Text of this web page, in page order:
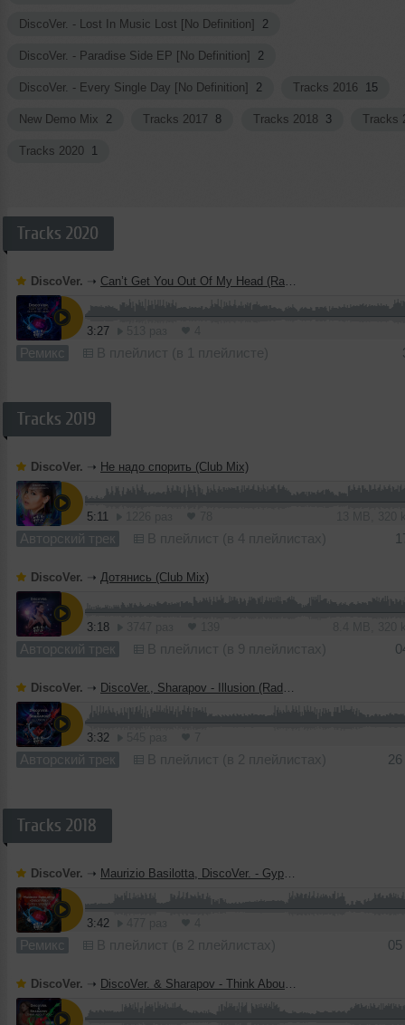
DiscoVer. - Lost In Music Lost [No Definition] 2
DiscoVer. - Paradise Side EP [No Definition] 2
DiscoVer. - Every Single Day [No Definition] 2 Tracks 2016 15
New Demo Mix 2 Tracks 2017 8 Tracks 2018 3 Tracks
Tracks 2020 1
Tracks 2020
DiscoVer. ➝ Can’t Get You Out Of My Head (Radio Edit)
3:27
Ремикс В плейлист (в 1 плейлисте)
Tracks 2019
DiscoVer. ➝ Не надо спорить (Club Mix)
5:11
Авторский трек В плейлист (в 4 плейлистах)
DiscoVer. ➝ Дотянись (Club Mix)
3:18
Авторский трек В плейлист (в 9 плейлистах)
DiscoVer. ➝ DiscoVer., Sharapov - Illusion (Radio Edit).mp3
3:32
Авторский трек В плейлист (в 2 плейлистах)
Tracks 2018
DiscoVer. ➝ Maurizio Basilotta, DiscoVer. - Gypsy Woman (Radio Edit)
3:42
Ремикс В плейлист (в 2 плейлистах)
DiscoVer. ➝ DiscoVer. & Sharapov - Think About You (Radio Edit)